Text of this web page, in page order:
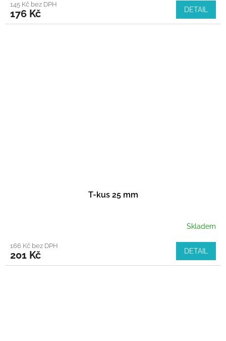
145 Kč bez DPH
176 Kč DETAIL
T-kus 25 mm
Skladem
166 Kč bez DPH
201 Kč DETAIL